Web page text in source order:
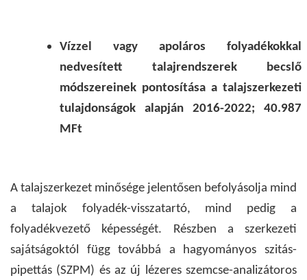
Vízzel vagy apoláros folyadékokkal
nedvesített talajrendszerek becslő
módszereinek pontosítása a talajszerkezeti
tulajdonságok alapján 2016-2022; 40.987
MFt
A talajszerkezet minősége jelentősen befolyásolja mind
a talajok folyadék-visszatartó, mind pedig a
folyadékvezető képességét. Részben a szerkezeti
sajátságoktól függ továbbá a hagyományos szitás-
pipettás (SZPM) és az új lézeres szemcse-analizátoros